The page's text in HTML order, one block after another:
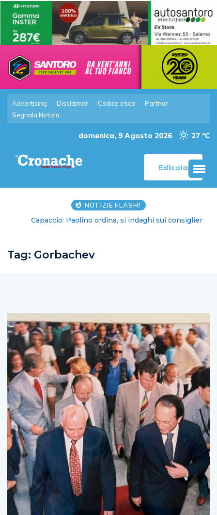
Advertising Disclaimer Codice etico
Partner
Segnala Notizia
domenica, 9 Agosto 2026 27 °C
Edicola
NOTIZIE FLASH!
Capaccio: Paolino ordina, si indaghi sui consiglieri